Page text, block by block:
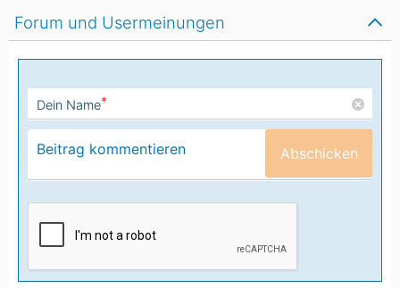
Forum und Usermeinungen
Dein Name*
Abschicken